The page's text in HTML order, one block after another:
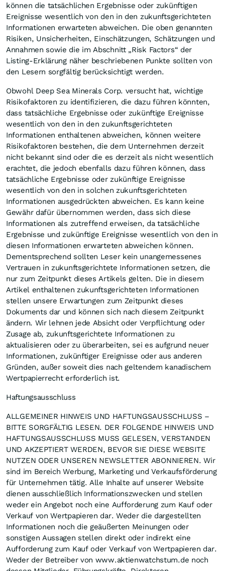
können die tatsächlichen Ergebnisse oder zukünftigen
Ereignisse wesentlich von den in den zukunftsgerichteten
Informationen erwarteten abweichen. Die oben genannten
Risiken, Unsicherheiten, Einschätzungen, Schätzungen und
Annahmen sowie die im Abschnitt „Risk Factors“ der
Listing-Erklärung näher beschriebenen Punkte sollten von
den Lesern sorgfältig berücksichtigt werden.
Obwohl Deep Sea Minerals Corp. versucht hat, wichtige
Risikofaktoren zu identifizieren, die dazu führen könnten,
dass tatsächliche Ergebnisse oder zukünftige Ereignisse
wesentlich von den in den zukunftsgerichteten
Informationen enthaltenen abweichen, können weitere
Risikofaktoren bestehen, die dem Unternehmen derzeit
nicht bekannt sind oder die es derzeit als nicht wesentlich
erachtet, die jedoch ebenfalls dazu führen können, dass
tatsächliche Ergebnisse oder zukünftige Ereignisse
wesentlich von den in solchen zukunftsgerichteten
Informationen ausgedrückten abweichen. Es kann keine
Gewähr dafür übernommen werden, dass sich diese
Informationen als zutreffend erweisen, da tatsächliche
Ergebnisse und zukünftige Ereignisse wesentlich von den in
diesen Informationen erwarteten abweichen können.
Dementsprechend sollten Leser kein unangemessenes
Vertrauen in zukunftsgerichtete Informationen setzen, die
nur zum Zeitpunkt dieses Artikels gelten. Die in diesem
Artikel enthaltenen zukunftsgerichteten Informationen
stellen unsere Erwartungen zum Zeitpunkt dieses
Dokuments dar und können sich nach diesem Zeitpunkt
ändern. Wir lehnen jede Absicht oder Verpflichtung oder
Zusage ab, zukunftsgerichtete Informationen zu
aktualisieren oder zu überarbeiten, sei es aufgrund neuer
Informationen, zukünftiger Ereignisse oder aus anderen
Gründen, außer soweit dies nach geltendem kanadischem
Wertpapierrecht erforderlich ist.
Haftungsausschluss
ALLGEMEINER HINWEIS UND HAFTUNGSAUSSCHLUSS –
BITTE SORGFÄLTIG LESEN. DER FOLGENDE HINWEIS UND
HAFTUNGSAUSSCHLUSS MUSS GELESEN, VERSTANDEN
UND AKZEPTIERT WERDEN, BEVOR SIE DIESE WEBSITE
NUTZEN ODER UNSEREN NEWSLETTER ABONNIEREN. Wir
sind im Bereich Werbung, Marketing und Verkaufsförderung
für Unternehmen tätig. Alle Inhalte auf unserer Website
dienen ausschließlich Informationszwecken und stellen
weder ein Angebot noch eine Aufforderung zum Kauf oder
Verkauf von Wertpapieren dar. Weder die dargestellten
Informationen noch die geäußerten Meinungen oder
sonstigen Aussagen stellen direkt oder indirekt eine
Aufforderung zum Kauf oder Verkauf von Wertpapieren dar.
Weder der Betreiber von www.aktienwatchstum.de noch